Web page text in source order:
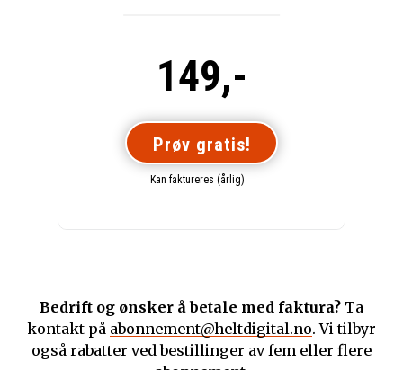
149,-
Prøv gratis!
Kan faktureres (årlig)
Bedrift og ønsker å betale med faktura? Ta
kontakt på abonnement@heltdigital.no. Vi tilbyr
også rabatter ved bestillinger av fem eller flere